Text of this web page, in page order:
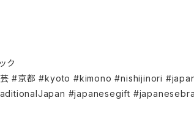
ク
芸 #京都 #kyoto #kimono #nishijinori
#japanesegift #japanesebrand